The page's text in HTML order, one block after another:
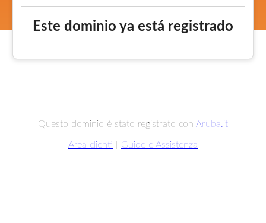
Este dominio ya está registrado
Questo dominio è stato registrato con Aruba.it
Area clienti Guide e Assistenza